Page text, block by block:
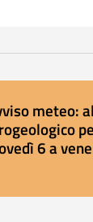
meteo:
6 a